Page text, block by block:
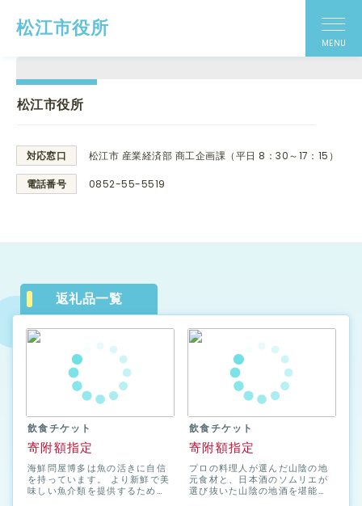
松江市役所
MENU
松江市役所
対応窓口 松江市 産業経済部 商工企画課（平日 8：30～17：15）
電話番号 0852-55-5519
返礼品一覧
飲食チケット
寄附額指定
海鮮問屋博多は魚の活きに自信
を持っています。 より新鮮で美
味しい魚介類を提供するため
飲食チケット
寄附額指定
プロの料理人が選んだ山陰の地
元食材と、日本酒のソムリエが
選び抜いた山陰の地酒を堪能で